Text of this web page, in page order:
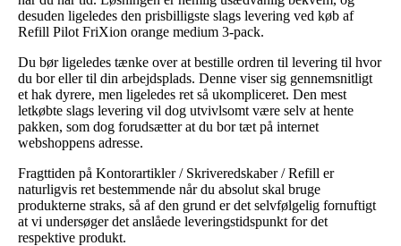
desuden ligeledes den prisbilligste slags levering ved køb af
Refill Pilot FriXion orange medium 3-pack.
Du bør ligeledes tænke over at bestille ordren til levering til hvor
du bor eller til din arbejdsplads. Denne viser sig gennemsnitligt
et hak dyrere, men ligeledes ret så ukompliceret. Den mest
letkøbte slags levering vil dog utvivlsomt være selv at hente
pakken, som dog forudsætter at du bor tæt på internet
webshoppens adresse.
Fragttiden på Kontorartikler / Skriveredskaber / Refill er
naturligvis ret bestemmende når du absolut skal bruge
produkterne straks, så af den grund er det selvfølgelig fornuftigt
at vi undersøger det anslåede leveringstidspunkt for det
respektive produkt.